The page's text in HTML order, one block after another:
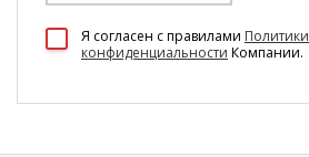
Я согласен c правилами Политики
конфиденциальности Компании.